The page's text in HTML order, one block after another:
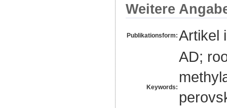
Weitere
Publikationsform: Artikel
Keywords:
AD;